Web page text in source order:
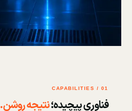
01 / CAPABILITIES
فناوری پیچیده؛نتیجه روشن.